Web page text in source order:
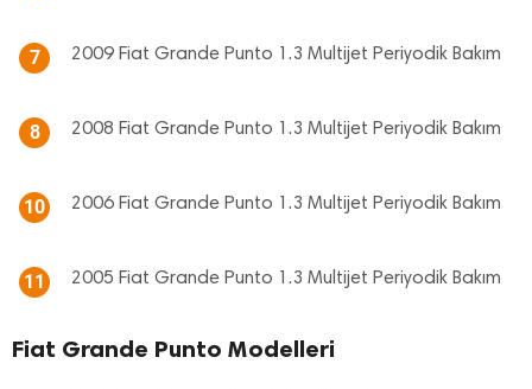
7 2009 Fiat Grande Punto 1.3 Multijet Periyodik Bakım
8 2008 Fiat Grande Punto 1.3 Multijet Periyodik Bakım
10 2006 Fiat Grande Punto 1.3 Multijet Periyodik Bakım
11 2005 Fiat Grande Punto 1.3 Multijet Periyodik Bakım
Fiat Grande Punto Modelleri